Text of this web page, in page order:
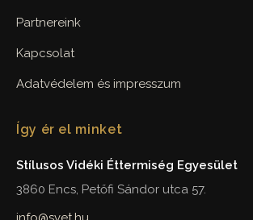
Partnereink
Kapcsolat
Adatvédelem és impresszum
Így ér el minket
Stílusos Vidéki Éttermiség Egyesület
3860 Encs, Petőfi Sándor utca 57.